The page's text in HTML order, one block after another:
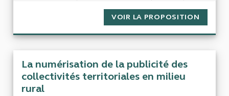
VOIR LA PROPOSITION
La numérisation de la publicité des
collectivités territoriales en milieu
rural